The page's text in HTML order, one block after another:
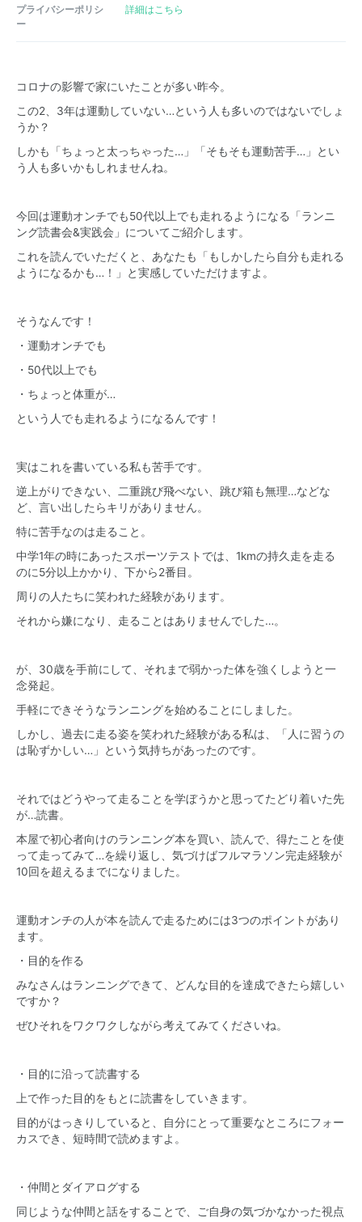
プライバシーポリシ
ー
詳細はこちら
コロナの影響で家にいたことが多い昨今。
この2、3年は運動していない…という人も多いのではないでしょ
うか？
しかも「ちょっと太っちゃった…」「そもそも運動苦手…」とい
う人も多いかもしれませんね。
今回は運動オンチでも50代以上でも走れるようになる「ランニ
ング読書会&実践会」についてご紹介します。
これを読んでいただくと、あなたも「もしかしたら自分も走れる
ようになるかも…！」と実感していただけますよ。
そうなんです！
・運動オンチでも
・50代以上でも
・ちょっと体重が…
という人でも走れるようになるんです！
実はこれを書いている私も苦手です。
逆上がりできない、二重跳び飛べない、跳び箱も無理…などな
ど、言い出したらキリがありません。
特に苦手なのは走ること。
中学1年の時にあったスポーツテストでは、1kmの持久走を走る
のに5分以上かかり、下から2番目。
周りの人たちに笑われた経験があります。
それから嫌になり、走ることはありませんでした…。
が、30歳を手前にして、それまで弱かった体を強くしようと一
念発起。
手軽にできそうなランニングを始めることにしました。
しかし、過去に走る姿を笑われた経験がある私は、「人に習うの
は恥ずかしい…」という気持ちがあったのです。
それではどうやって走ることを学ぼうかと思ってたどり着いた先
が…読書。
本屋で初心者向けのランニング本を買い、読んで、得たことを使
って走ってみて…を繰り返し、気づけばフルマラソン完走経験が
10回を超えるまでになりました。
運動オンチの人が本を読んで走るためには3つのポイントがあり
ます。
・目的を作る
みなさんはランニングできて、どんな目的を達成できたら嬉しい
ですか？
ぜひそれをワクワクしながら考えてみてくださいね。
・目的に沿って読書する
上で作った目的をもとに読書をしていきます。
目的がはっきりしていると、自分にとって重要なところにフォー
カスでき、短時間で読めますよ。
・仲間とダイアログする
同じような仲間と話をすることで、ご自身の気づかなかった視点